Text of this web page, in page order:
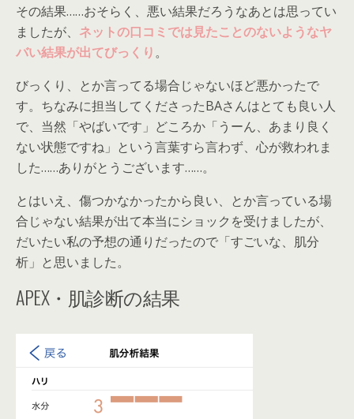
その結果……おそらく、悪い結果だろうなあとは思ってい
ましたが、 ネットの口コミでは見たことのないようなヤ
バい結果が出てびっくり。
びっくり、とか言ってる場合じゃないほど悪かったで
す。ちなみに担当してくださったBAさんはとても良い人
で、当然「やばいです」どころか「うーん、あまり良く
ない状態ですね」という言葉すら言わず、心が救われま
した……ありがとうございます……。
とはいえ、傷つかなかったから良い、とか言っている場
合じゃない結果が出て本当にショックを受けましたが、
だいたい私の予想の通りだったので「すごいな、肌分
析」と思いました。
APEX・肌診断の結果